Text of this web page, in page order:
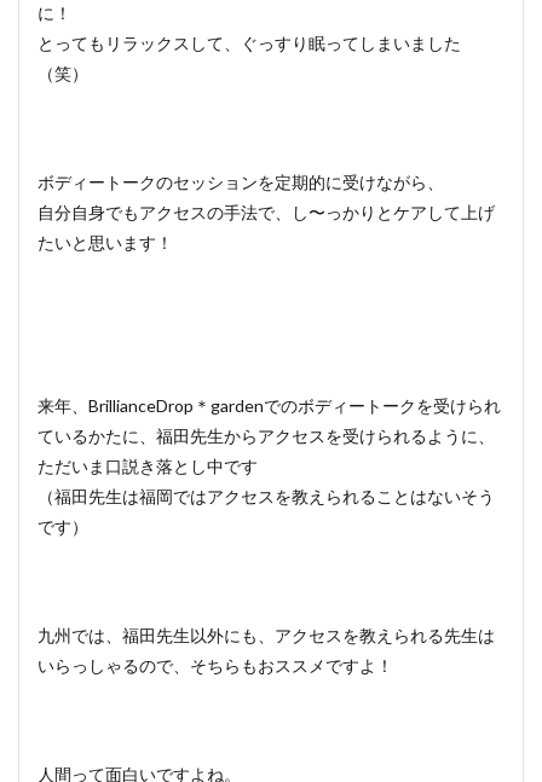
に！
とってもリラックスして、ぐっすり眠ってしまいました
（笑）
ボディートークのセッションを定期的に受けながら、
自分自身でもアクセスの手法で、し〜っかりとケアして上げ
たいと思います！
来年、BrillianceDrop＊gardenでのボディートークを受けられ
ているかたに、福田先生からアクセスを受けられるように、
ただいま口説き落とし中です
（福田先生は福岡ではアクセスを教えられることはないそう
です）
九州では、福田先生以外にも、アクセスを教えられる先生は
いらっしゃるので、そちらもおススメですよ！
人間って面白いですよね。